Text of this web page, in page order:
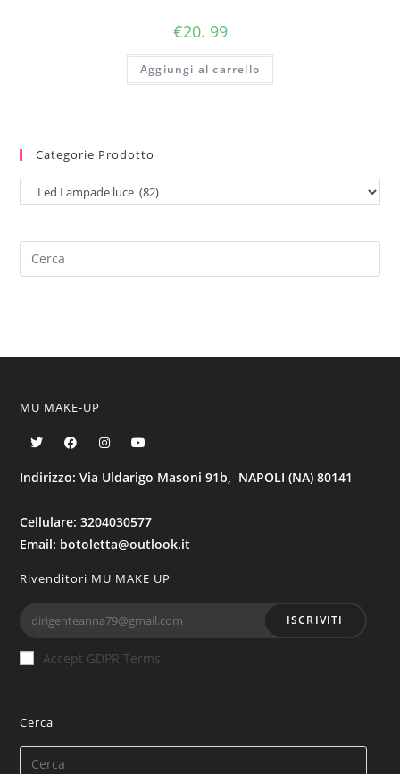
€20. 99
Aggiungi al carrello
Categorie Prodotto
MU MAKE-UP
Indirizzo: Via Uldarigo Masoni 91b, NAPOLI (NA) 80141
Cellulare: 3204030577
Email: botoletta@outlook.it
Rivenditori MU MAKE UP
ISCRIVITI
Accept GDPR Terms
Cerca